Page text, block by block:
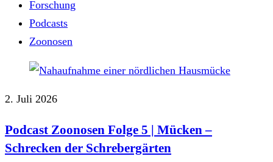
Forschung
Podcasts
Zoonosen
2. Juli 2026
Podcast Zoonosen Folge 5 | Mücken ‒
Schrecken der Schrebergärten